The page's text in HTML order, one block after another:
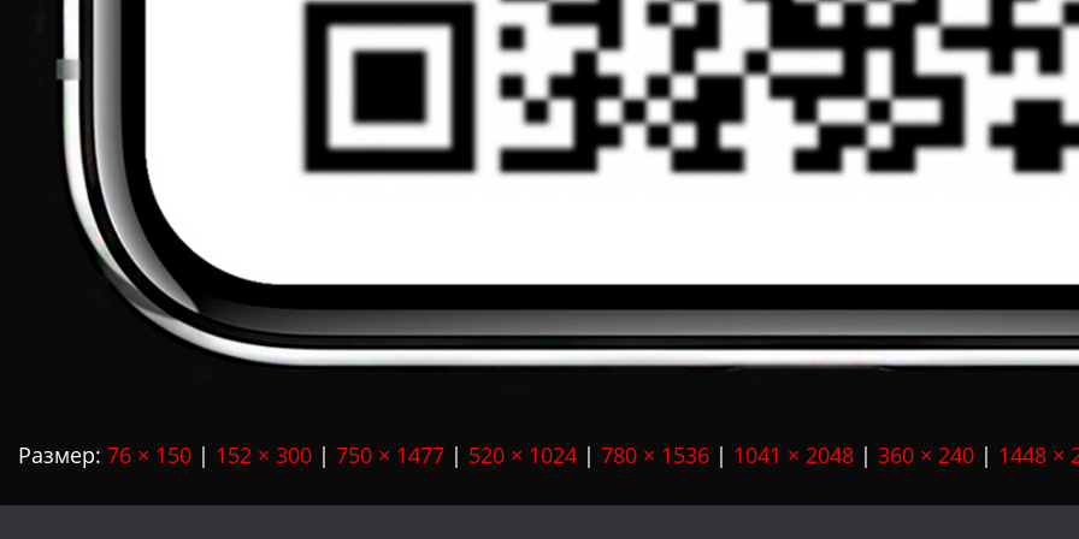
Размер: 76 × 150 | 152 × 300 | 750 × 1477 | 520 × 1024 | 780 × 1536 | 1041 × 2048 | 360 × 240 | 1448 ×